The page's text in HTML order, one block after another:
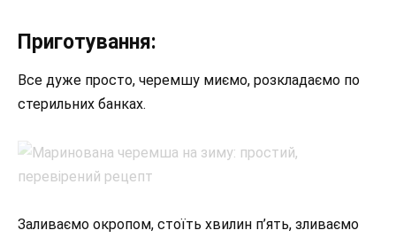
Приготування:
Все дуже просто, черемшу миємо, розкладаємо по
стерильних банках.
Заливаємо окропом, стоїть хвилин п’ять, зливаємо